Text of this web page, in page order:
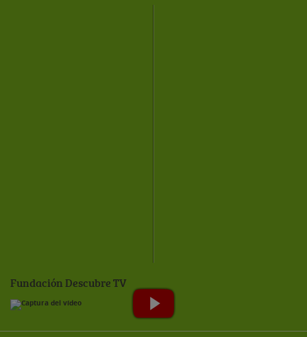
Fundación Descubre TV